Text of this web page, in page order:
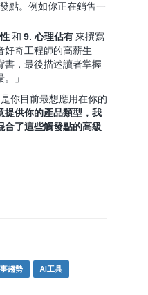
點。例如你正在銷售一
和 9. 心理佔有 來撰寫
好奇工程師的高薪生
書，最後描述讀者掌握
」
你目前最想應用在你的
提供你的產品類型，我
合了這些觸發點的高級
趨勢 AI工具